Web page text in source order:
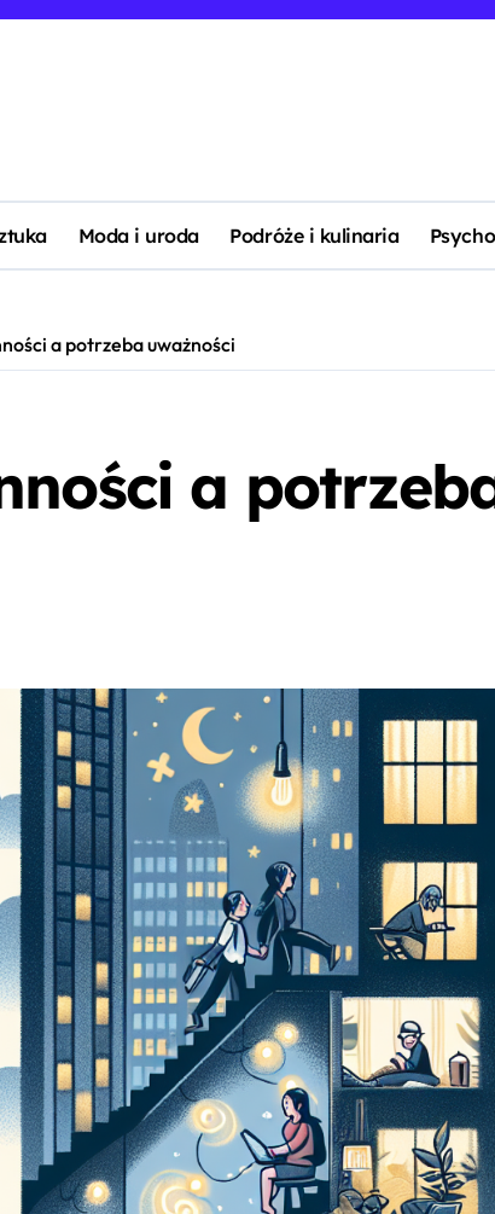
Moda i uroda Podróże i kulinaria
a potrzeba uważności
a